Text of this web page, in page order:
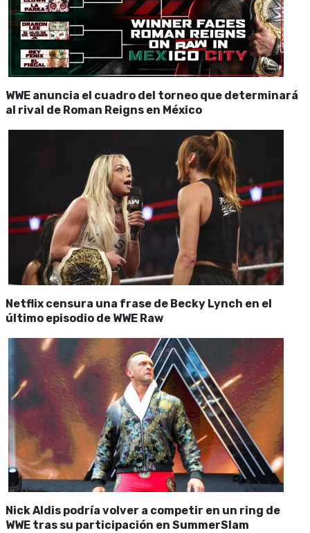
WWE anuncia el cuadro del torneo que determinará
al rival de Roman Reigns en México
Netflix censura una frase de Becky Lynch en el
último episodio de WWE Raw
Nick Aldis podría volver a competir en un ring de
WWE tras su participación en SummerSlam